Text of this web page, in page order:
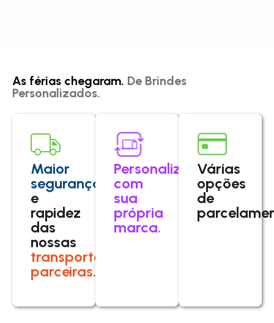
As férias chegaram. De Brindes
Personalizados.
Maior
segurança
e
rapidez
das
nossas
transportadoras
parceiras.
Personalize
com
sua
própria
marca.
Várias
opções
de